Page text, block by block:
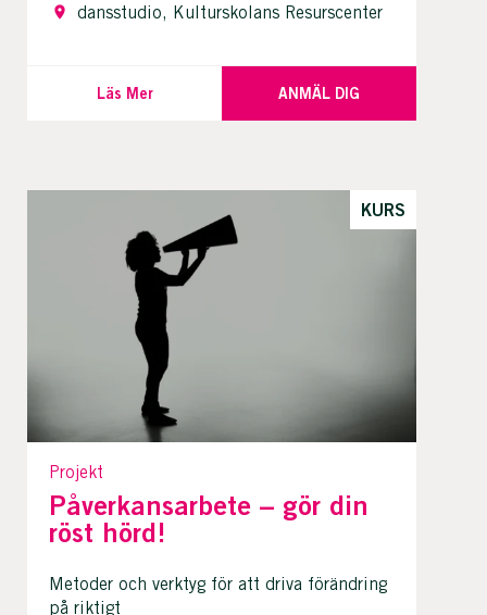
dansstudio, Kulturskolans Resurscenter
Läs Mer ANMÄL DIG
KURS
Projekt
Påverkansarbete – gör din
röst hörd!
Metoder och verktyg för att driva förändring
på riktigt